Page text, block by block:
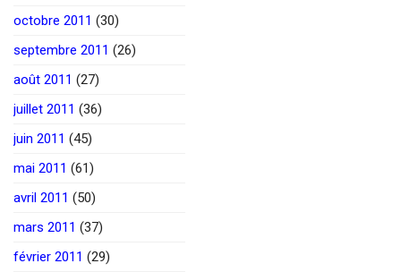
octobre 2011 (30)
septembre 2011 (26)
août 2011 (27)
juillet 2011 (36)
juin 2011 (45)
mai 2011 (61)
avril 2011 (50)
mars 2011 (37)
février 2011 (29)